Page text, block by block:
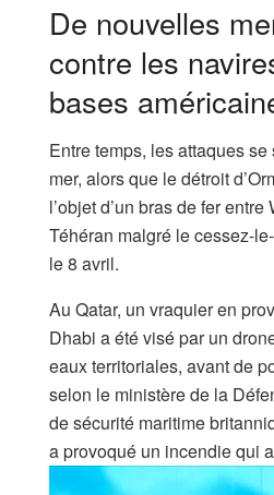
De nouvelles
contre les
bases
Entre temps, les attaques
mer, alors que le détroit
l’objet d’un bras de fer
Téhéran malgré le cessez-
le 8 avril.
Au Qatar, un vraquier en
Dhabi a été visé par un
eaux territoriales, avant de
selon le ministère de la
de sécurité maritime
a provoqué un incendie qui